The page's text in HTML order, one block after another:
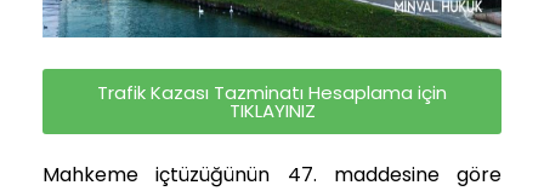
Trafik Kazası Tazminatı Hesaplama için
TIKLAYINIZ
Mahkeme içtüzüğünün 47. maddesine göre